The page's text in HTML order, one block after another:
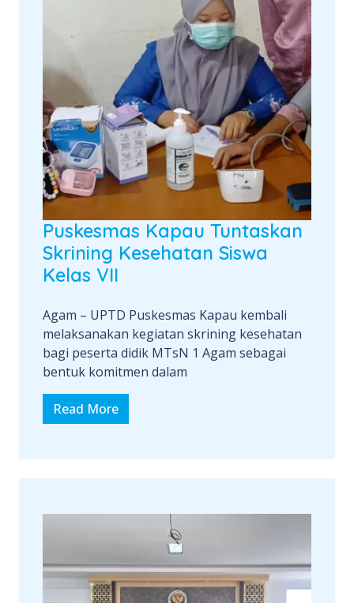
Puskesmas Kapau Tuntaskan
Skrining Kesehatan Siswa
Kelas VII
Agam – UPTD Puskesmas Kapau kembali
melaksanakan kegiatan skrining kesehatan
bagi peserta didik MTsN 1 Agam sebagai
bentuk komitmen dalam
Read More